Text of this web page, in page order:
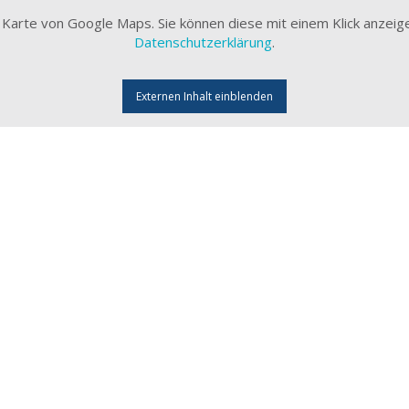
von Google Maps. Sie können diese mit einem Klick
Datenschutzerklärung.
Externen Inhalt einblenden